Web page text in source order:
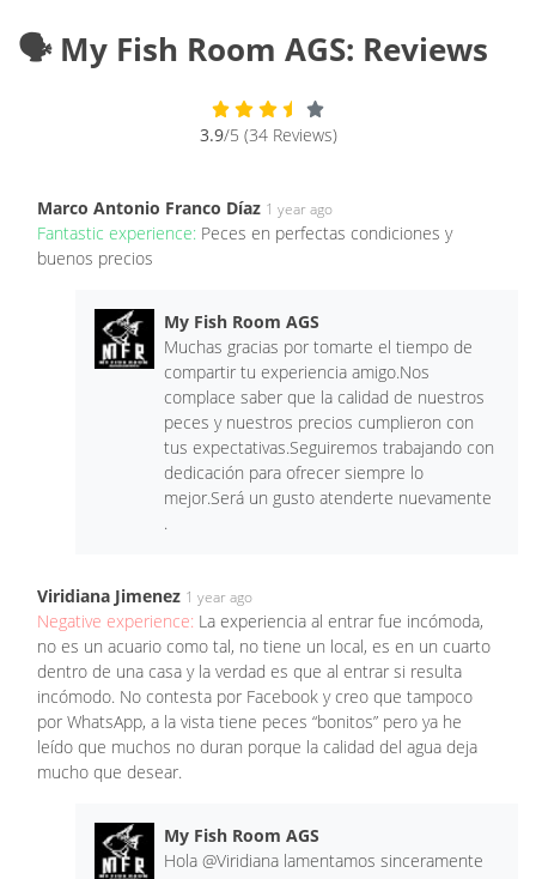
🗣️ My Fish Room AGS: Reviews
3.9/5 (34 Reviews)
Marco Antonio Franco Díaz 1 year ago
Fantastic experience: Peces en perfectas condiciones y
buenos precios
My Fish Room AGS
Muchas gracias por tomarte el tiempo de
compartir tu experiencia amigo.Nos
complace saber que la calidad de nuestros
peces y nuestros precios cumplieron con
tus expectativas.Seguiremos trabajando con
dedicación para ofrecer siempre lo
mejor.Será un gusto atenderte nuevamente
.
Viridiana Jimenez 1 year ago
Negative experience: La experiencia al entrar fue incómoda,
no es un acuario como tal, no tiene un local, es en un cuarto
dentro de una casa y la verdad es que al entrar si resulta
incómodo. No contesta por Facebook y creo que tampoco
por WhatsApp, a la vista tiene peces “bonitos” pero ya he
leído que muchos no duran porque la calidad del agua deja
mucho que desear.
My Fish Room AGS
Hola @Viridiana lamentamos sinceramente